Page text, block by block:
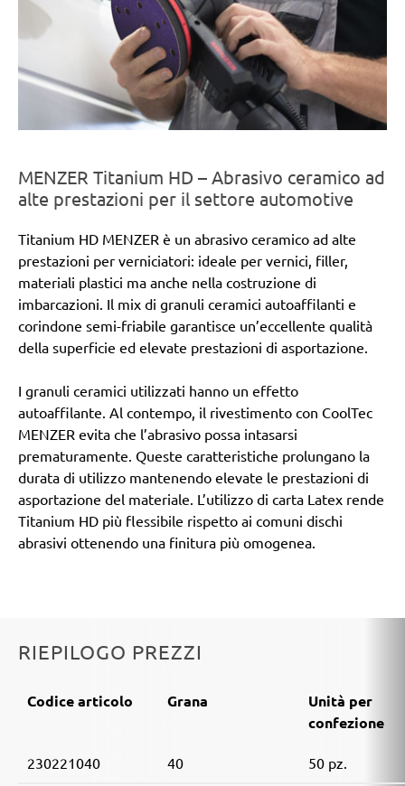
MENZER Titanium HD – Abrasivo ceramico ad
alte prestazioni per il settore automotive
Titanium HD MENZER è un abrasivo ceramico ad alte
prestazioni per verniciatori: ideale per vernici, filler,
materiali plastici ma anche nella costruzione di
imbarcazioni. Il mix di granuli ceramici autoaffilanti e
corindone semi-friabile garantisce un’eccellente qualità
della superficie ed elevate prestazioni di asportazione.
I granuli ceramici utilizzati hanno un effetto
autoaffilante. Al contempo, il rivestimento con CoolTec
MENZER evita che l’abrasivo possa intasarsi
prematuramente. Queste caratteristiche prolungano la
durata di utilizzo mantenendo elevate le prestazioni di
asportazione del materiale. L’utilizzo di carta Latex rende
Titanium HD più flessibile rispetto ai comuni dischi
abrasivi ottenendo una finitura più omogenea.
RIEPILOGO PREZZI
Codice articolo Grana
Unità per
confezione
230221040 40 50 pz.